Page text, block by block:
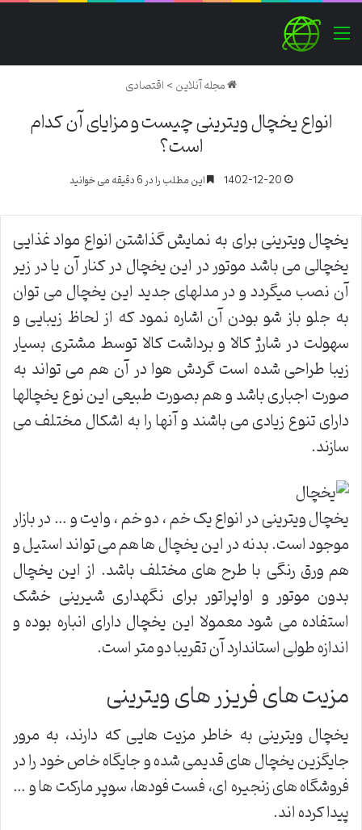
منو
مجله آنلاین>اقتصادی
انواع یخچال ویترینی چیست و مزایای آن کدام
است؟
1402-12-20 این مطلب را در 6 دقیقه می خوانید
یخچال ویترینی برای به نمایش گذاشتن انواع مواد غذایی
یخچالی می باشد موتور در این یخچال در کنار آن یا در زیر
آن نصب میگردد و در مدلهای جدید این یخچال می توان
به جلو باز شو بودن آن اشاره نمود که از لحاظ زیبایی و
سهولت در شارژ کالا و برداشت کالا توسط مشتری بسیار
زیبا طراحی شده است گردش هوا در آن هم می تواند به
صورت اجباری باشد و هم بصورت طبیعی این نوع یخچالها
دارای تنوع زیادی می باشند و آنها را به اشکال مختلف می
سازند.
یخچال ویترینی در انواع یک خم ، دو خم ، وایت و … در بازار
موجود است. بدنه در این یخچال ها هم می تواند استیل و
هم ورق رنگی با طرح های مختلف باشد. از این یخچال
بدون موتور و اواپراتور برای نگهداری شیرینی خشک
استفاده می شود معمولا این یخچال دارای انباره بوده و
اندازه طولی استاندارد آن تقریبا دو متر است.
مزیت های فریزر های ویترینی
یخچال ویترینی به خاطر مزیت هایی که دارند، به مرور
جایگزین یخچال های قدیمی شده و جایگاه خاص خود را در
فروشگاه های زنجیره ای، فست فودها، سوپر مارکت ها و …
پیدا کرده اند.